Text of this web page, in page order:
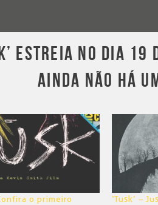
ESTREIA NO DIA 19
AINDA NÃO HÁ
o primeiro
‘Tusk’ –